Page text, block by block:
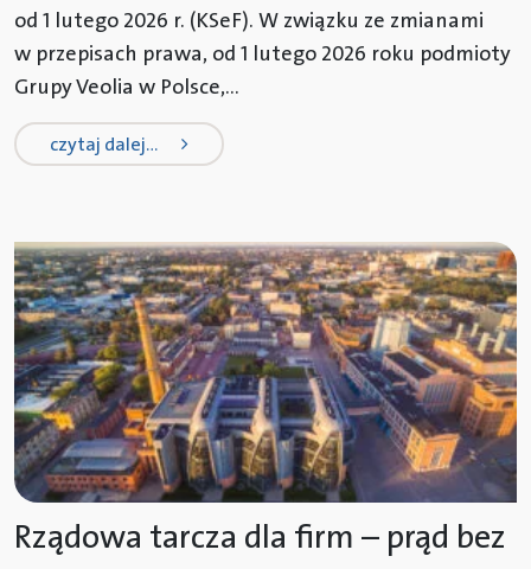
od 1 lutego 2026 r. (KSeF). W związku ze zmianami
w przepisach prawa, od 1 lutego 2026 roku podmioty
Grupy Veolia w Polsce,...
czytaj dalej…from krajowy system e-faktur
Rządowa tarcza dla firm – prąd bez